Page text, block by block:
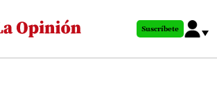
al
principal
Suscríbete